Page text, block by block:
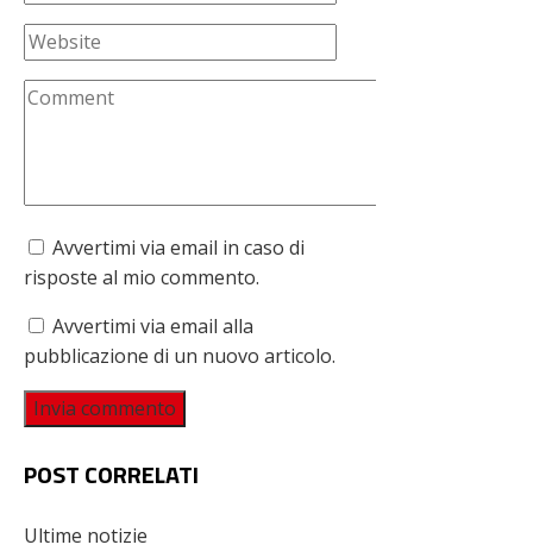
Avvertimi via email in caso di
risposte al mio commento.
Avvertimi via email alla
pubblicazione di un nuovo articolo.
POST CORRELATI
Ultime notizie